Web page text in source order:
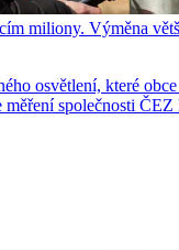
miliony. Výměna
osvětlení, které
společnosti ČEZ